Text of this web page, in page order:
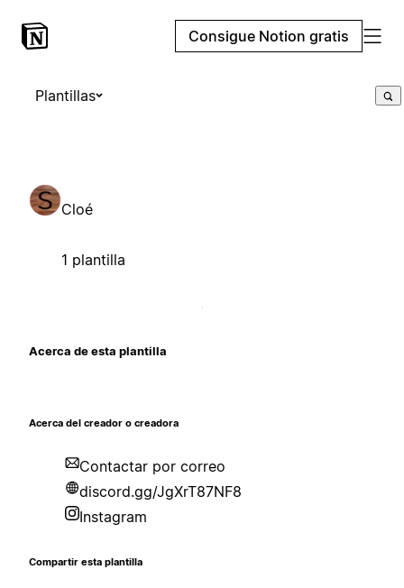
Consigue Notion gratis
Plantillas
Cloé
1 plantilla
Acerca de esta plantilla
Acerca del creador o creadora
Contactar por correo
discord.gg/JgXrT87NF8
Instagram
Compartir esta plantilla